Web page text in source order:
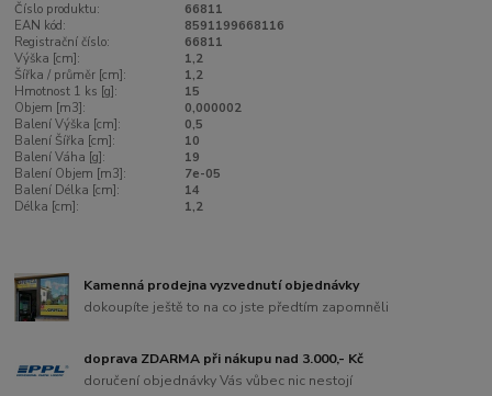
Číslo produktu:
66811
EAN kód:
8591199668116
Registrační číslo:
66811
Výška [cm]:
1,2
Šířka / průměr [cm]:
1,2
Hmotnost 1 ks [g]:
15
Objem [m3]:
0,000002
Balení Výška [cm]:
0,5
Balení Šířka [cm]:
10
Balení Váha [g]:
19
Balení Objem [m3]:
7e-05
Balení Délka [cm]:
14
Délka [cm]:
1,2
Kamenná prodejna vyzvednutí objednávky
dokoupíte ještě to na co jste předtím zapomněli
doprava ZDARMA při nákupu nad 3.000,- Kč
doručení objednávky Vás vůbec nic nestojí